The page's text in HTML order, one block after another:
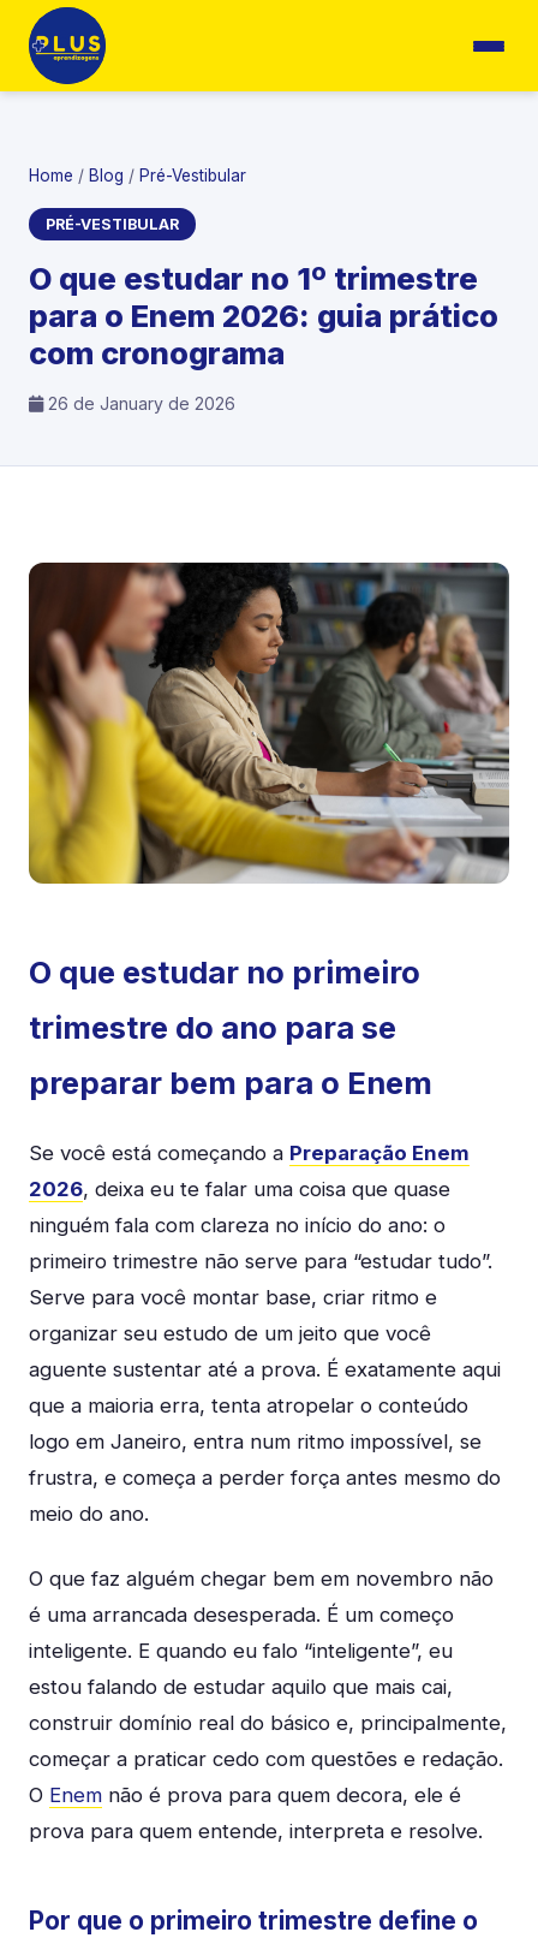
Home / Blog / Pré-Vestibular
PRÉ-VESTIBULAR
O que estudar no 1º trimestre
para o Enem 2026: guia prático
com cronograma
26 de January de 2026
O que estudar no primeiro
trimestre do ano para se
preparar bem para o Enem
Se você está começando a Preparação Enem
2026, deixa eu te falar uma coisa que quase
ninguém fala com clareza no início do ano: o
primeiro trimestre não serve para “estudar tudo”.
Serve para você montar base, criar ritmo e
organizar seu estudo de um jeito que você
aguente sustentar até a prova. É exatamente aqui
que a maioria erra, tenta atropelar o conteúdo
logo em Janeiro, entra num ritmo impossível, se
frustra, e começa a perder força antes mesmo do
meio do ano.
O que faz alguém chegar bem em novembro não
é uma arrancada desesperada. É um começo
inteligente. E quando eu falo “inteligente”, eu
estou falando de estudar aquilo que mais cai,
construir domínio real do básico e, principalmente,
começar a praticar cedo com questões e redação.
O Enem não é prova para quem decora, ele é
prova para quem entende, interpreta e resolve.
Por que o primeiro trimestre define o